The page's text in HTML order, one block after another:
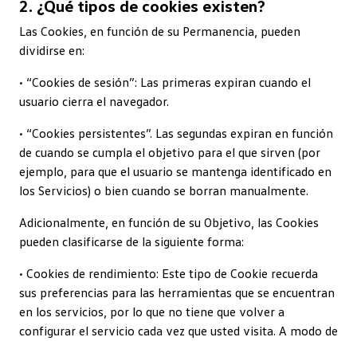
2. ¿Qué tipos de cookies existen?
Las Cookies, en función de su Permanencia, pueden
dividirse en:
• “Cookies de sesión”: Las primeras expiran cuando el
usuario cierra el navegador.
• “Cookies persistentes”. Las segundas expiran en función
de cuando se cumpla el objetivo para el que sirven (por
ejemplo, para que el usuario se mantenga identificado en
los Servicios) o bien cuando se borran manualmente.
Adicionalmente, en función de su Objetivo, las Cookies
pueden clasificarse de la siguiente forma:
• Cookies de rendimiento: Este tipo de Cookie recuerda
sus preferencias para las herramientas que se encuentran
en los servicios, por lo que no tiene que volver a
configurar el servicio cada vez que usted visita. A modo de